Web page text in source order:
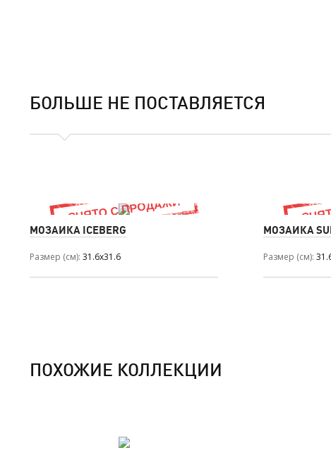
БОЛЬШЕ НЕ ПОСТАВЛЯЕТСЯ
МОЗАИКА ICEBERG
Размер (см) 31.6x31.6
МОЗАИКА
Размер (см)
ПОХОЖИЕ КОЛЛЕКЦИИ